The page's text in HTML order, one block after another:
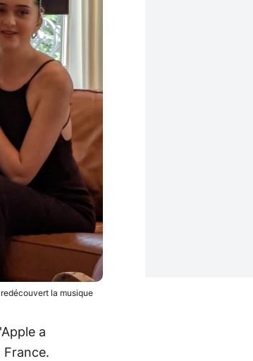
la musique
a
France.